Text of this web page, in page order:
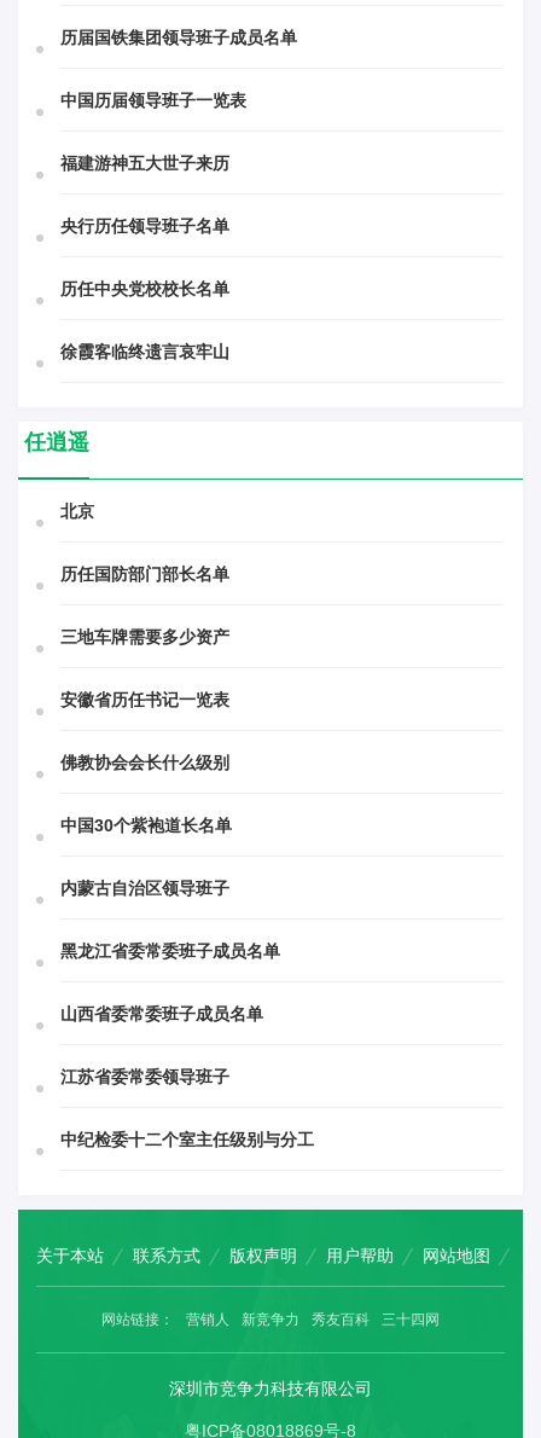
历届国铁集团领导班子成员名单
中国历届领导班子一览表
福建游神五大世子来历
央行历任领导班子名单
历任中央党校校长名单
徐霞客临终遗言哀牢山
任逍遥
北京
历任国防部门部长名单
三地车牌需要多少资产
安徽省历任书记一览表
佛教协会会长什么级别
中国30个紫袍道长名单
内蒙古自治区领导班子
黑龙江省委常委班子成员名单
山西省委常委班子成员名单
江苏省委常委领导班子
中纪检委十二个室主任级别与分工
关于本站 联系方式 版权声明 用户帮助 网站地图
网站链接： 营销人 新竞争力 秀友百科 三十四网
深圳市竞争力科技有限公司
粤ICP备08018869号-8